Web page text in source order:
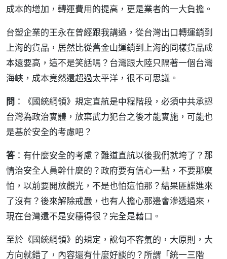
成本的增加，轉運費用的提高，更是業者的一大負擔。
台塑企業的王永在曾經跟我講過，從台灣出口轉運銷到
上海的貨品，居然比從舊金山運銷到上海的同樣貨品成
本還要高，這不是笑話嗎？台灣跟大陸只隔著一個台灣
海峽，成本竟然還超過太平洋，很不可思議。
問 ：《國統綱領》規定直航是中程階段，必須中共承認
台灣為政治實體，放棄武力犯台之後才能實施，可能也
是基於安全的考慮吧？
答：有什麼安全的考慮？難道直航以後我們就垮了？那
情治安全人員幹什麼的？政府要有信心一點，不要那麼
怕，以前要開放觀光，不是也怕這怕那？結果匪諜進來
了沒有？後來解除戒嚴，也有人擔心那邊會滲透過來，
現在台灣還不是安穩得很？完全是藉口。
至於《國統綱領》的規定，說句不客氣的，大原則，大
方向就錯了，內容還有什麼好談的？所謂「統一三階